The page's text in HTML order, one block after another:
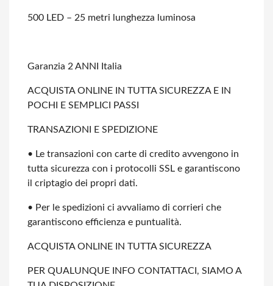
500 LED – 25 metri lunghezza luminosa
Garanzia 2 ANNI Italia
ACQUISTA ONLINE IN TUTTA SICUREZZA E IN
POCHI E SEMPLICI PASSI
TRANSAZIONI E SPEDIZIONE
• Le transazioni con carte di credito avvengono in
tutta sicurezza con i protocolli SSL e garantiscono
il criptagio dei propri dati.
• Per le spedizioni ci avvaliamo di corrieri che
garantiscono efficienza e puntualità.
ACQUISTA ONLINE IN TUTTA SICUREZZA
PER QUALUNQUE INFO CONTATTACI, SIAMO A